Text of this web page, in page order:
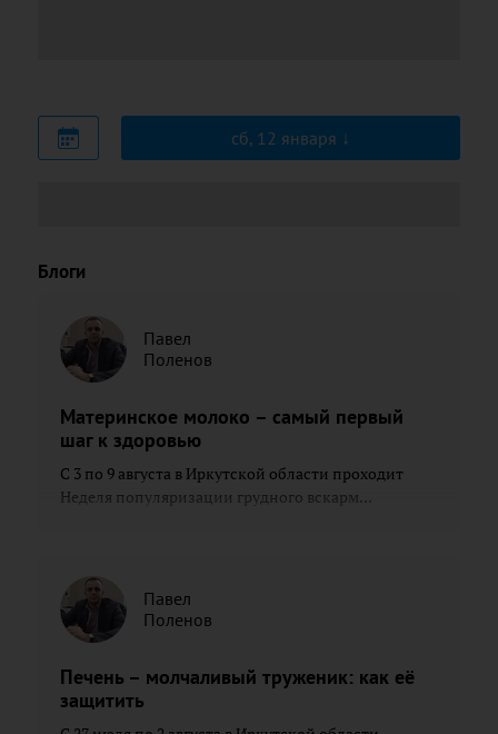
сб, 12 января
Блоги
Павел
Поленов
Материнское молоко – самый первый
шаг к здоровью
С 3 по 9 августа в Иркутской области проходит
Неделя популяризации грудного вскарм...
Павел
Поленов
Печень – молчаливый труженик: как её
защитить